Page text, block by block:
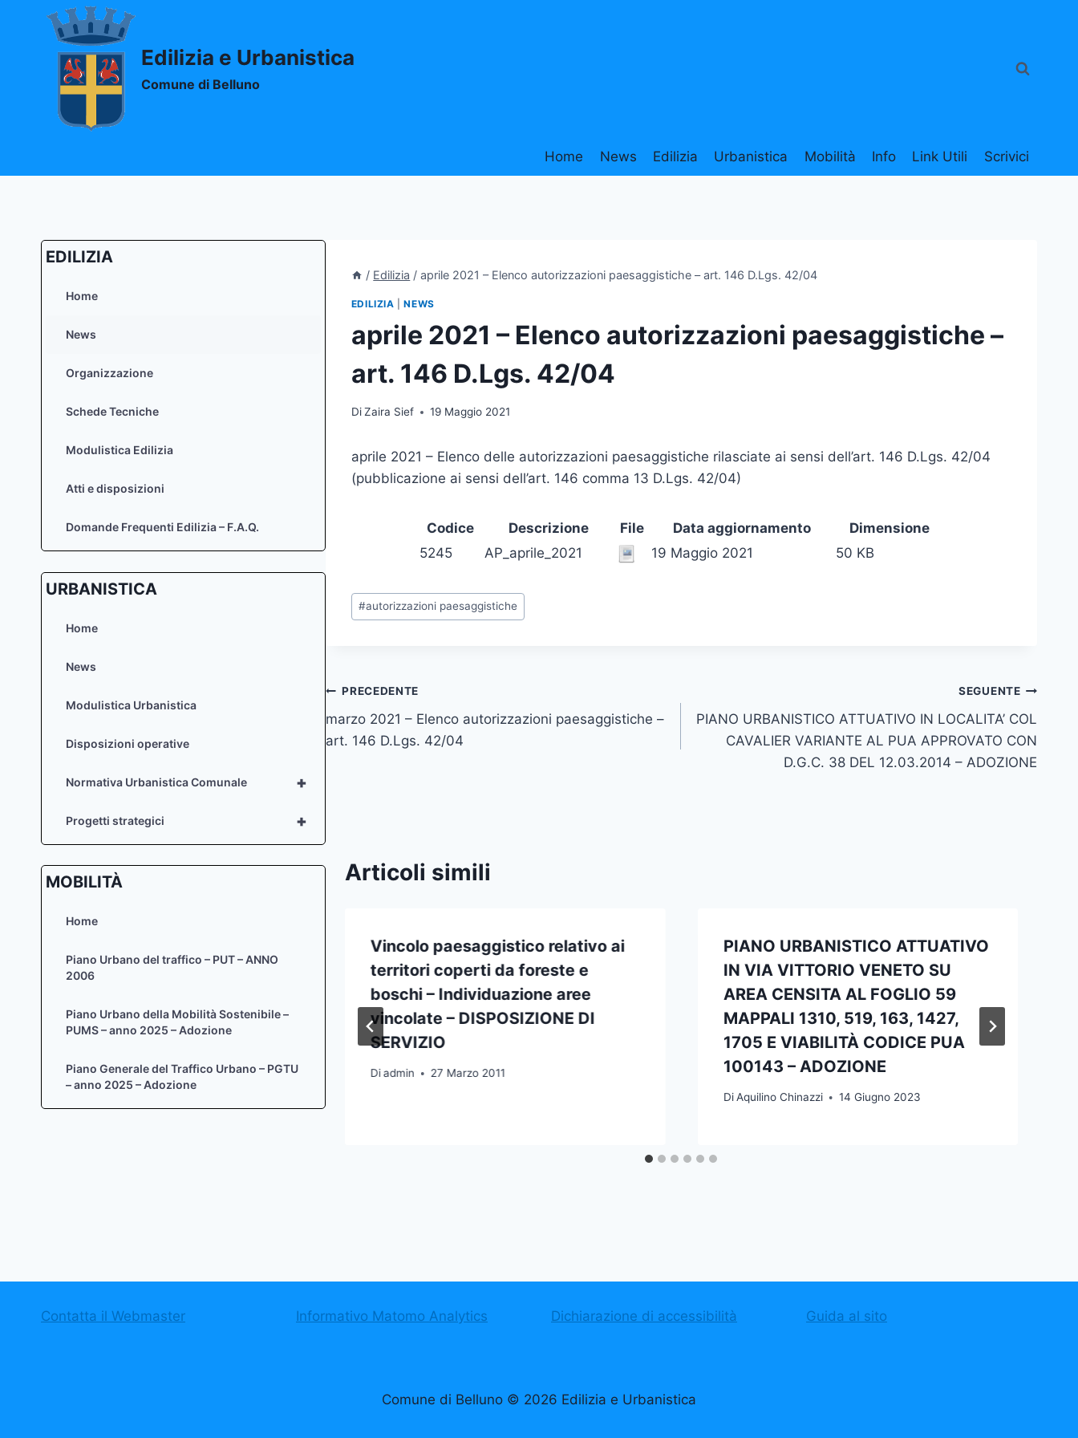
contenuto
Edilizia e Urbanistica
Comune di Belluno
Home News Edilizia Urbanistica Mobilità Info Link Utili Scrivici
/ Edilizia / aprile 2021 – Elenco autorizzazioni paesaggistiche – art. 146 D.Lgs. 42/04
EDILIZIA |NEWS
aprile 2021 – Elenco autorizzazioni paesaggistiche –
art. 146 D.Lgs. 42/04
DiZaira Sief 19 Maggio 2021
aprile 2021 – Elenco delle autorizzazioni paesaggistiche rilasciate ai sensi dell’art. 146 D.Lgs. 42/04
(pubblicazione ai sensi dell’art. 146 comma 13 D.Lgs. 42/04)
Codice Descrizione File Data aggiornamento
Dimensione
5245
AP_aprile_2021 19 Maggio 2021 50 KB
Tag
articolo:
#autorizzazioni paesaggistiche
Navigazione
articoli
PRECEDENTE
marzo 2021 – Elenco autorizzazioni paesaggistiche –
art. 146 D.Lgs. 42/04
SEGUENTE
PIANO URBANISTICO ATTUATIVO IN LOCALITA’ COL
CAVALIER VARIANTE AL PUA APPROVATO CON
D.G.C. 38 DEL 12.03.2014 – ADOZIONE
Articoli simili
autorizzazioni paesaggistiche –
Zaira Sief 13 Maggio 2020
Vincolo paesaggistico relativo ai
territori coperti da foreste e
boschi – Individuazione aree
vincolate – DISPOSIZIONE DI
SERVIZIO
Diadmin 27 Marzo 2011
PIANO URBANISTICO ATTUATIVO
IN VIA VITTORIO VENETO SU
AREA CENSITA AL FOGLIO 59
MAPPALI 1310, 519, 163, 1427,
1705 E VIABILITÀ CODICE PUA
100143 – ADOZIONE
Di Aquilino Chinazzi 14 Giugno 2023
EDILIZIA
Home
News
Organizzazione
Schede Tecniche
Modulistica Edilizia
Atti e disposizioni
Domande Frequenti Edilizia – F.A.Q.
URBANISTICA
Home
News
Modulistica Urbanistica
Disposizioni operative
+
Normativa Urbanistica Comunale
+
Progetti strategici
MOBILITÀ
Home
Piano Urbano del traffico – PUT – ANNO
2006
Piano Urbano della Mobilità Sostenibile –
PUMS – anno 2025 – Adozione
Piano Generale del Traffico Urbano – PGTU
– anno 2025 – Adozione
Contatta il Webmaster Informativo Matomo Analytics Dichiarazione di accessibilità Guida al sito
Comune di Belluno © 2026 Edilizia e Urbanistica